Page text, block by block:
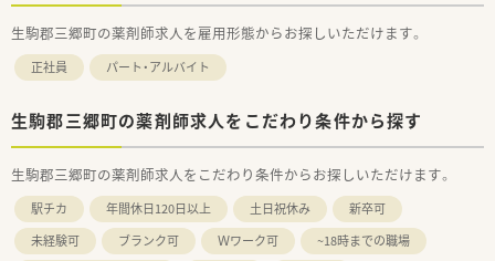
生駒郡三郷町の薬剤師求人を雇用形態からお探しいただけます。
正社員 パート・アルバイト
生駒郡三郷町の薬剤師求人をこだわり条件から探す
生駒郡三郷町の薬剤師求人をこだわり条件からお探しいただけます。
駅チカ 年間休日120日以上 土日祝休み
新卒可
未経験可
ブランク可 Ｗワーク可
~18時までの職場